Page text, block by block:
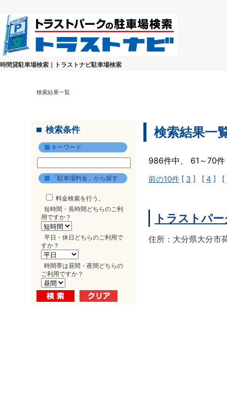
時間貸駐車場検索｜トラストナビ駐車場検索
検索結果一覧
検索条件
キーワード
「駐車場料金」から探す
料金検索を行う。
短時間・長時間どちらのご利
用ですか？
平日・休日どちらのご利用で
すか？
時間帯は昼間・夜間どちらの
ご利用ですか？
検索結果一
986件中、 61～70
前の10件 [ 3 ] [ 4 ] [
トラストパ
住所：大分県大分市